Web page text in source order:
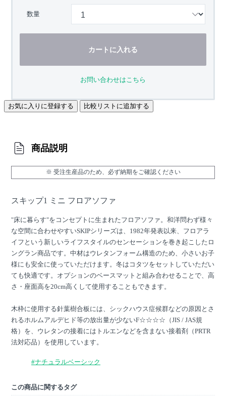
数量
カートに入れる
お問い合わせはこちら
お気に入りに登録する 比較リストに追加する
商品説明
※ 受注生産品のため、必ず納期をご確認ください
スキップ1 ミニ フロアソファ
"床に暮らす"をコンセプトに生まれたフロアソファ。和洋問わず様々
な空間に合わせやすいSKIPシリーズは、1982年発表以来、フロアラ
イフという新しいライフスタイルのセンセーションを巻き起こしたロ
ングラン商品です。中材はウレタンフォーム構造のため、小さいお子
様にも安全に使っていただけます。冬はコタツをセットしていただい
ても快適です。オプションのベースマットと組み合わせることで、高
さ・座面高を20cm高くして使用することもできます。
木枠に使用する針葉樹合板には、シックハウス症候群などの原因とさ
れるホルムアルデヒド等の放出量が少ないF☆☆☆☆（JIS / JAS規
格）を、ウレタンの接着にはトルエンなどを含まない接着剤（PRTR
法対応品）を使用しています。
#ナチュラルベーシック
この商品に関するタグ